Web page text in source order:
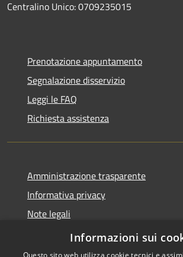
Centralino Unico: 0709235015
Prenotazione appuntamento
Segnalazione disservizio
Leggi le FAQ
Richiesta assistenza
Amministrazione trasparente
Informativa privacy
Note legali
Dichiarazione di accessibilità
Informazioni sui
Questo sito web utilizza cookie tecnici e